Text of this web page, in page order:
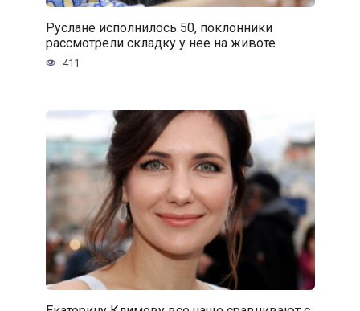
Руслане исполнилось 50, поклонники
рассмотрели складку у нее на животе
411